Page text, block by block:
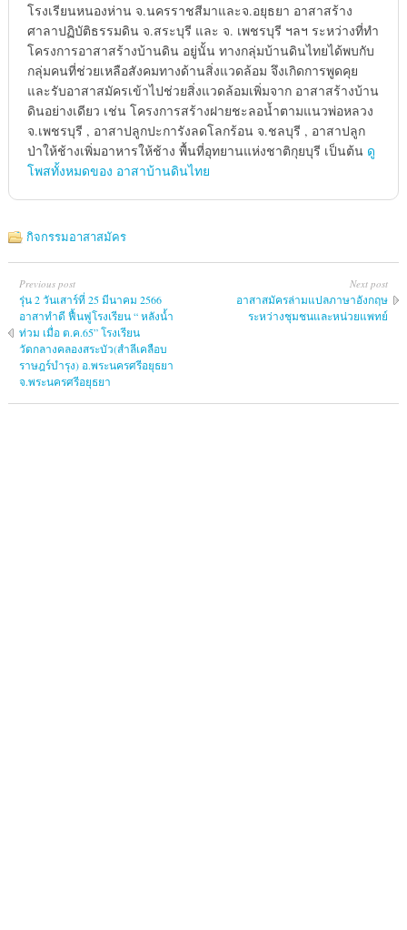
โรงเรียนหนองห่าน จ.นครราชสีมาและจ.อยุธยา อาสาสร้าง
ศาลาปฏิบัติธรรมดิน จ.สระบุรี และ จ. เพชรบุรี ฯลฯ ระหว่างที่ทำ
โครงการอาสาสร้างบ้านดิน อยู่นั้น ทางกลุ่มบ้านดินไทยได้พบกับ
กลุ่มคนที่ช่วยเหลือสังคมทางด้านสิ่งแวดล้อม จึงเกิดการพูดคุย
และรับอาสาสมัครเข้าไปช่วยสิ่งแวดล้อมเพิ่มจาก อาสาสร้างบ้าน
ดินอย่างเดียว เช่น โครงการสร้างฝายชะลอน้ำตามแนวพ่อหลวง
จ.เพชรบุรี , อาสาปลูกปะการังลดโลกร้อน จ.ชลบุรี , อาสาปลูก
ป่าให้ช้างเพิ่มอาหารให้ช้าง พื้นที่อุทยานแห่งชาติกุยบุรี เป็นต้น ดู
โพสทั้งหมดของ อาสาบ้านดินไทย
กิจกรรมอาสาสมัคร
Previous post
รุ่น 2 วันเสาร์ที่ 25 มีนาคม 2566
อาสาทำดี ฟื้นฟูโรงเรียน “ หลังน้ำ
ท่วม เมื่อ ต.ค.65” โรงเรียน
วัดกลางคลองสระบัว(สำลีเคลือบ
ราษฎร์บำรุง) อ.พระนครศรีอยุธยา
จ.พระนครศรีอยุธยา
Next post
อาสาสมัครล่ามแปลภาษาอังกฤษ
ระหว่างชุมชนและหน่วยแพทย์